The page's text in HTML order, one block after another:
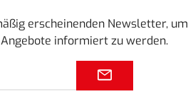
erscheinenden Newsletter, um
informiert zu werden.